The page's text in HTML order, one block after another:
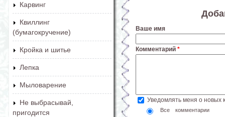
Карвинг
Квиллинг
(бумагокручение)
Кройка и шитье
Лепка
Мыловарение
Не выбрасывай,
пригодится
Ваше имя
Комментарий *
Уведомлять меня о новых
Все комментарии